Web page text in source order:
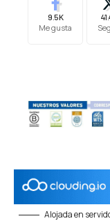
9.5K
Me gusta
Alojada en